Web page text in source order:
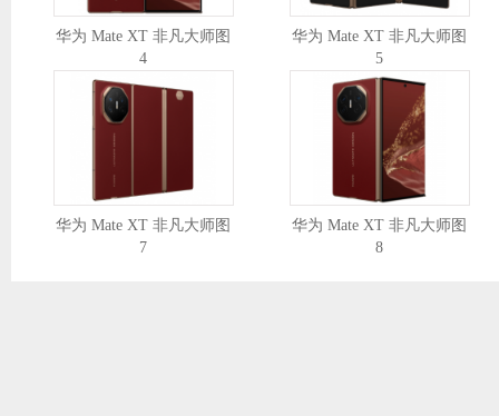
华为 Mate XT 非凡大师图
4
华为 Mate XT 非凡大师图
5
华为 Mate XT 非凡大师图
7
华为 Mate XT 非凡大师图
8